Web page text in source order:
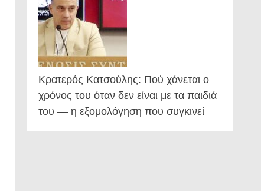
Κρατερός Κατσούλης: Πού χάνεται ο
χρόνος του όταν δεν είναι με τα παιδιά
του — η εξομολόγηση που συγκινεί